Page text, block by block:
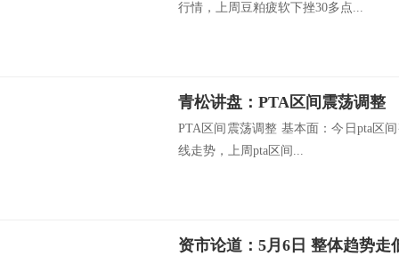
行情，上周豆粕疲软下挫30多点...
青松讲盘：PTA区间震荡调整
PTA区间震荡调整 基本面：今日pta区
线走势，上周pta区间...
资市论道：5月6日 整体趋势